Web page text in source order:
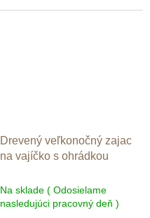
Drevený veľkonočný zajac
na vajíčko s ohrádkou
Na sklade ( Odosielame
nasledujúci pracovný deň )